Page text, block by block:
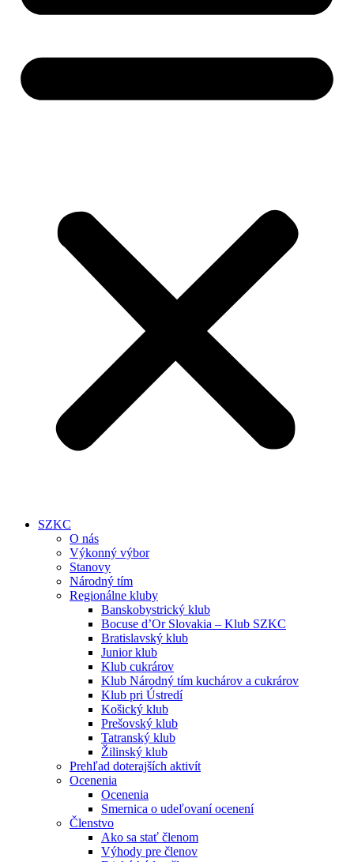
SZKC
O nás
Výkonný výbor
Stanovy
Národný tím
Regionálne kluby
Banskobystrický klub
Bocuse d’Or Slovakia – Klub SZKC
Bratislavský klub
Junior klub
Klub cukrárov
Klub Národný tím kuchárov a cukrárov
Klub pri Ústredí
Košický klub
Prešovský klub
Tatranský klub
Žilinský klub
Prehľad doterajších aktivít
Ocenenia
Ocenenia
Smernica o udeľovaní ocenení
Členstvo
Ako sa stať členom
Výhody pre členov